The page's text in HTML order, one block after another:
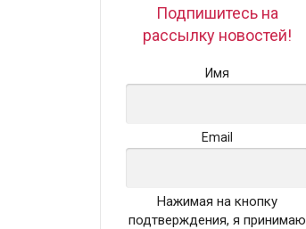
Подпишитесь на
рассылку новостей!
Имя
Email
Нажимая на кнопку
подтверждения, я принимаю